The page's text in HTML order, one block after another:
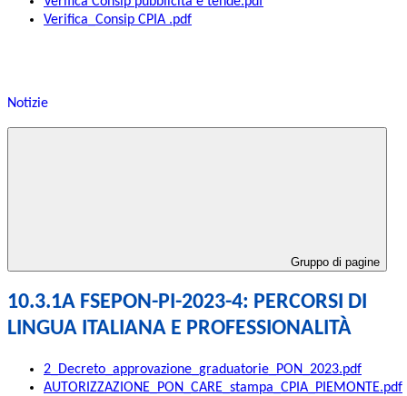
Verifica_Consip CPIA .pdf
Notizie
Gruppo di pagine
10.3.1A FSEPON-PI-2023-4: PERCORSI DI
LINGUA ITALIANA E PROFESSIONALITÀ
2_Decreto_approvazione_graduatorie_PON_2023.pdf
AUTORIZZAZIONE_PON_CARE_stampa_CPIA_PIEMONTE.pdf